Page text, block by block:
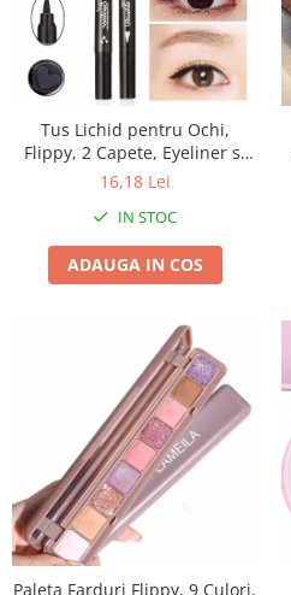
Tricicluri persoane
Trotinete electrice
Biciclete, trotinete, triciclete
Biciclete electrice
Triciclete
Motoburghie si accesorii
Accesorii motoburghie
Drujbe, fierastraie electrice
Drujbe pe benzina
Drujbe cu acumulator
Consumabile drujbe, fierastraie
electrice
Drujbe electrice
Unelte electrice busteni
Mori cereale si batoze porumb
Batoze - mori desfacat porumb
Tus Lichid pentru Ochi,
Flippy, 2 Capete, Eyeliner si
Stampila Inima, Pentru Ochi si
12.7 x 3 cm, Negru
16,18 Lei
IN STOC
ADAUGA IN COS
Paleta Farduri Flippy, 9 Culori,